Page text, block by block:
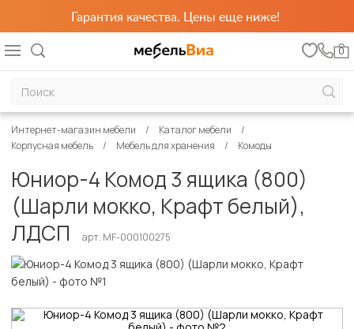
Гарантия качества. Цены еще ниже!
0
Интернет-магазин мебели
Каталог мебели
Корпусная мебель
Мебель для хранения Комоды
Юниор-4 Комод 3 ящика (800)
(Шарли мокко, Крафт белый),
ЛДСП
арт. MF-000100275